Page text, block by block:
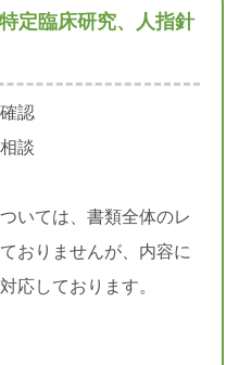
定臨床研究、人指針
認
談
いては、書類全体のレ
おりませんが、内容に
応しております。